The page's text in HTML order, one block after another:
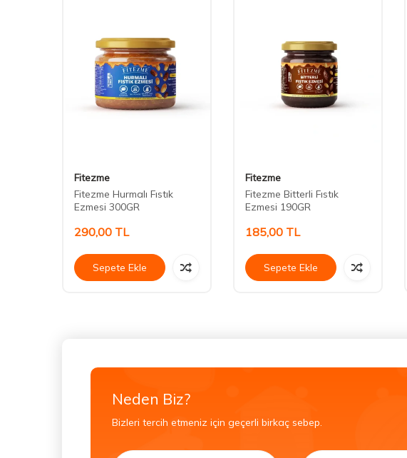
Fitezme
Fitezme Hurmalı Fıstık
Ezmesi 300GR
290,00 TL
Sepete Ekle
Fitezme
Fitezme Bitterli Fıstık
Ezmesi 190GR
185,00 TL
Sepete Ekle
Neden Biz?
Bizleri tercih etmeniz için geçerli birkaç sebep.